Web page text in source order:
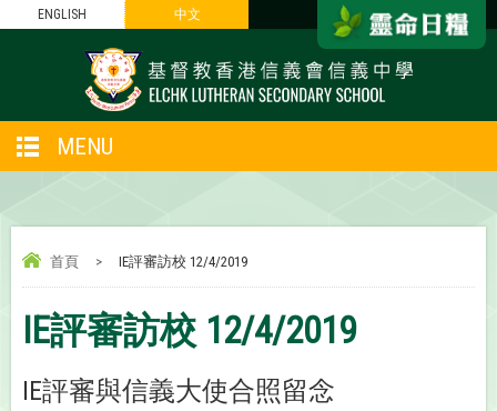
ENGLISH 中文
MENU
首頁 > IE評審訪校 12/4/2019
IE評審訪校 12/4/2019
IE評審與信義大使合照留念